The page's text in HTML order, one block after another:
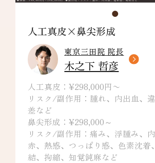
人工真皮×鼻尖形成
東京三田院 院長
木之下 哲彦
人工真皮：¥298,000円〜
リスク/副作用：腫れ、内出血、
差など
鼻尖形成：¥298,000～
リスク/副作用：痛み、浮腫み、
赤、熱感、つっぱり感、色素沈着
結、拘縮、知覚鈍麻など